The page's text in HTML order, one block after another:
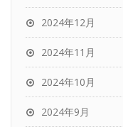
2024年12月
2024年11月
2024年10月
2024年9月